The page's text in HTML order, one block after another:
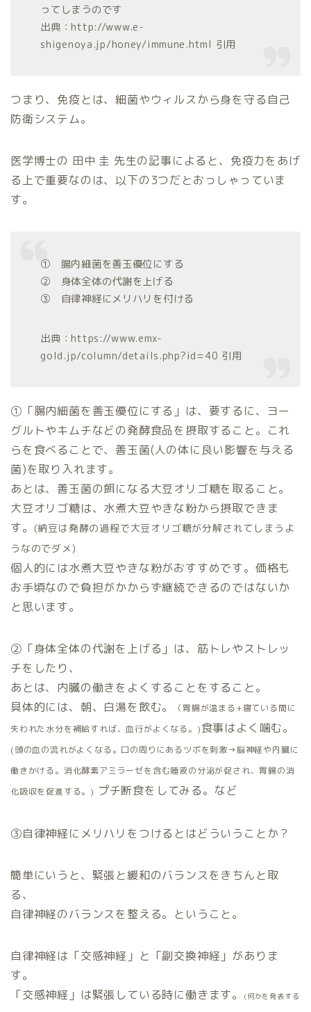
ってしまうのです
出典：http://www.e-
shigenoya.jp/honey/immune.html 引用
つまり、免疫とは、細菌やウィルスから身を守る自己
防衛システム。
医学博士の 田中 圭 先生の記事によると、免疫力をあげ
る上で重要なのは、以下の3つだとおっしゃっていま
す。
① 腸内細菌を善玉優位にする
② 身体全体の代謝を上げる
③ 自律神経にメリハリを付ける
出典：https://www.emx-
gold.jp/column/details.php?id=40 引用
①「腸内細菌を善玉優位にする」は、要するに、ヨー
グルトやキムチなどの発酵食品を摂取すること。これ
らを食べることで、善玉菌(人の体に良い影響を与える
菌)を取り入れます。
あとは、善玉菌の餌になる大豆オリゴ糖を取ること。
大豆オリゴ糖は、水煮大豆やきな粉から摂取できま
す。
(納豆は発酵の過程で大豆オリゴ糖が分解されてしまうよ
うなのでダメ)
個人的には水煮大豆やきな粉がおすすめです。価格も
お手頃なので負担がかからず継続できるのではないか
と思います。
②「身体全体の代謝を上げる」は、 筋トレやストレッ
チをしたり、
あとは、内臓の働きをよくすることをすること。
具体的には、 朝、白湯を飲む。
（胃腸が温まる+寝ている間に
失われた水分を補給すれば、血行がよくなる。)食事はよく噛む。
(頭の血の流れがよくなる。口の周りにあるツボを刺激→脳神経や内臓に
働きかける。消化酵素アミラーゼを含む唾液の分泌が促され、胃腸の消
化吸収を促進する。) プチ断食をしてみる。など
③自律神経にメリハリをつけるとはどういうことか？
簡単にいうと、緊張と緩和のバランスをきちんと取
る、
自律神経のバランスを整える。ということ。
自律神経は「交感神経」と「副交換神経」がありま
す。
「交感神経」は緊張している時に働きます。
(何かを発表する